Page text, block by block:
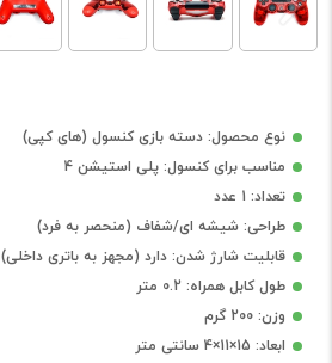
نوع محصول: دسته بازی کنسول (های کپی)
مناسب برای کنسول: پلی استیشن 4
تعداد: 1 عدد
طراحی: شیشه ای/شفاف (منحصر به فرد)
قابلیت شارژ شدن: دارد (مجهز به باتری داخلی)
طول کابل همراه: 0.2 متر
وزن: 200 گرم
ابعاد: 15×11×4 سانتی متر